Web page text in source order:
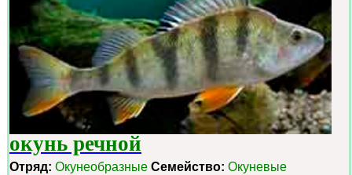
окунь речной
Отряд: Окунеобразные Семейство: Окуневые